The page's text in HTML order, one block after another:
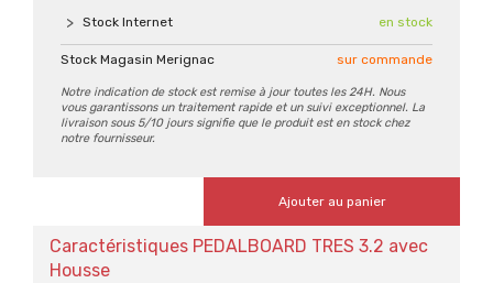
Stock Internet en stock
Stock Magasin Merignac sur commande
Notre indication de stock est remise à jour toutes les 24H. Nous
vous garantissons un traitement rapide et un suivi exceptionnel. La
livraison sous 5/10 jours signifie que le produit est en stock chez
notre fournisseur.
Ajouter au panier
Caractéristiques PEDALBOARD TRES 3.2 avec
Housse